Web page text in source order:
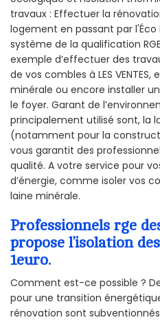
travaux : Effectuer la
logement en passant par l'Éco
système de la qualification
exemple d’effectuer des
de vos combles à LES
minérale ou encore installer
le foyer. Garant de
principalement utilisé sont, la
(notamment pour la
vous garantit des
qualité. A votre service pour
d’énergie, comme isoler vos
laine minérale.
Professionnels rge
propose l’isolation
1euro.
Comment est-ce possible ?
pour une transition
rénovation sont